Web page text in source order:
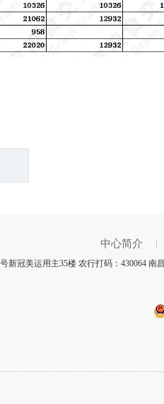
中心简介
新冠美运用主35楼 农行打码：430064 南